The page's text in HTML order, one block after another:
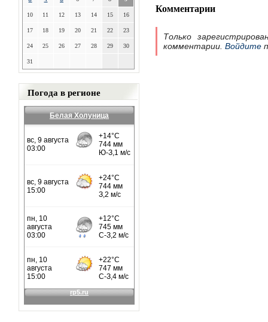
10 11 12 13 14 15 16
17 18 19 20 21 22 23
24 25 26 27 28 29 30
31
Погода в регионе
Белая Холуница
Комментарии
Только
комментарии. Войдите